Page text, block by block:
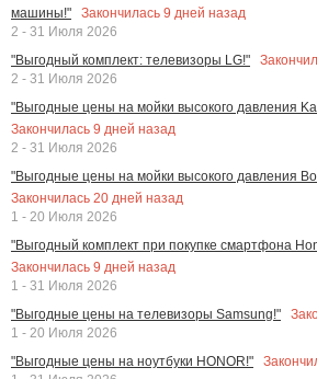
машины!"
Закончилась 9 дней назад
2 - 31 Июля 2026
"Выгодный комплект: телевизоры LG!"
2 - 31 Июля 2026
"Выгодные цены на мойки высокого давления
Закончилась 9 дней назад
2 - 31 Июля 2026
"Выгодные цены на мойки высокого давления
Закончилась 20 дней назад
1 - 20 Июля 2026
"Выгодный комплект при покупке смартфона
Закончилась 9 дней назад
1 - 31 Июля 2026
"Выгодные цены на телевизоры Samsung!"
1 - 20 Июля 2026
"Выгодные цены на ноутбуки HONOR!"